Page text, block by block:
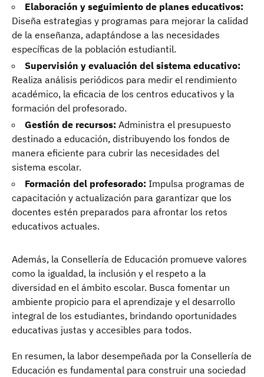
Elaboración y seguimiento de planes educativos:
Diseña estrategias y programas para mejorar la calidad
de la enseñanza, adaptándose a las necesidades
específicas de la población estudiantil.
Supervisión y evaluación del sistema educativo:
Realiza análisis periódicos para medir el rendimiento
académico, la eficacia de los centros educativos y la
formación del profesorado.
Gestión de recursos: Administra el presupuesto
destinado a educación, distribuyendo los fondos de
manera eficiente para cubrir las necesidades del
sistema escolar.
Formación del profesorado: Impulsa programas de
capacitación y actualización para garantizar que los
docentes estén preparados para afrontar los retos
educativos actuales.
Además, la Consellería de Educación promueve valores
como la igualdad, la inclusión y el respeto a la
diversidad en el ámbito escolar. Busca fomentar un
ambiente propicio para el aprendizaje y el desarrollo
integral de los estudiantes, brindando oportunidades
educativas justas y accesibles para todos.
En resumen, la labor desempeñada por la Consellería de
Educación es fundamental para construir una sociedad